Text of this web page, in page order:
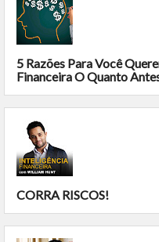
5 Razões Para Você
Financeira O Quanto
CORRA RISCOS!